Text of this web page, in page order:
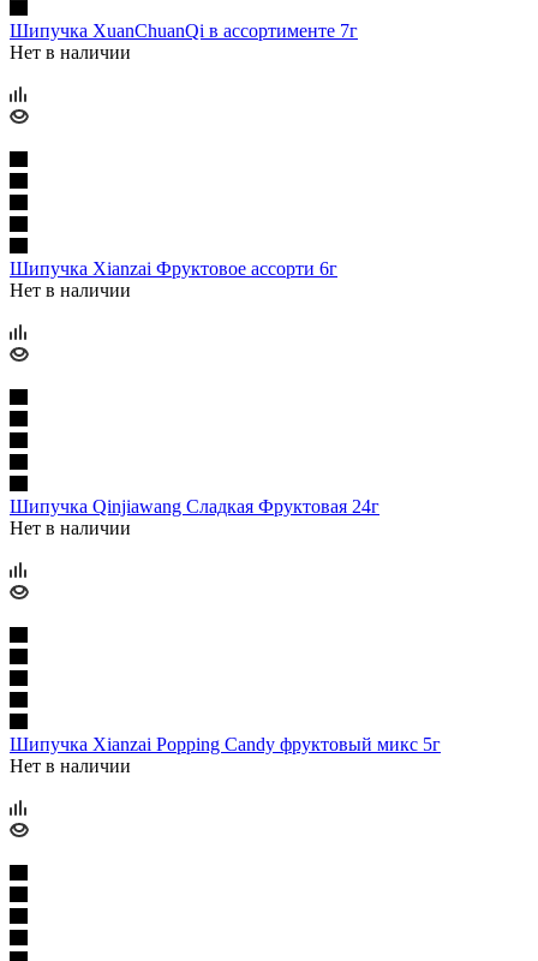
Шипучка XuanChuanQi в ассортименте 7г
Нет в наличии
Шипучка Xianzai Фруктовое ассорти 6г
Нет в наличии
Шипучка Qinjiawang Сладкая Фруктовая 24г
Нет в наличии
Шипучка Xianzai Popping Candy фруктовый микс 5г
Нет в наличии